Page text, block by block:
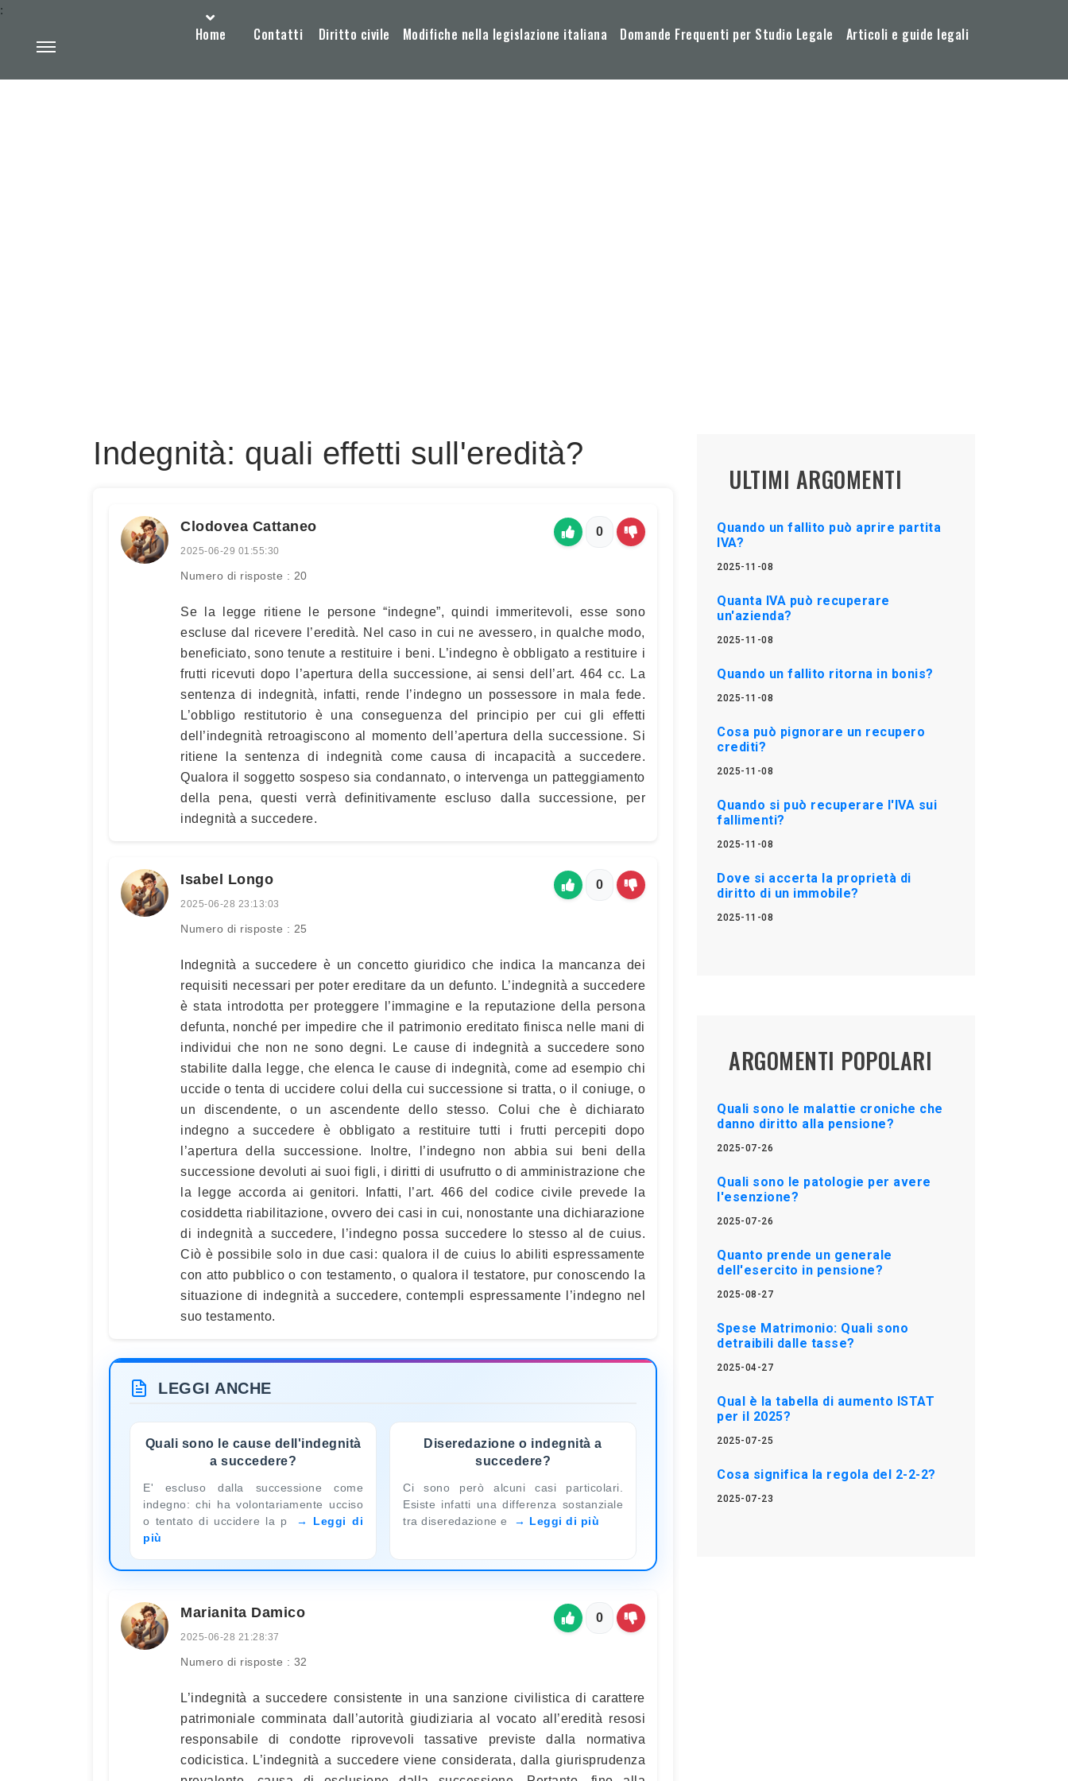
Home Contatti Diritto civile Modifiche nella legislazione italiana Domande Frequenti per Studio Legale Articoli e guide legali
:
Indegnità: quali effetti sull'eredità?
Clodovea Cattaneo
2025-06-29 01:55:30
Numero di risposte : 20
0
Se la legge ritiene le persone “indegne”, quindi immeritevoli, esse sono
escluse dal ricevere l’eredità. Nel caso in cui ne avessero, in qualche modo,
beneficiato, sono tenute a restituire i beni. L’indegno è obbligato a restituire i
frutti ricevuti dopo l’apertura della successione, ai sensi dell’art. 464 cc. La
sentenza di indegnità, infatti, rende l’indegno un possessore in mala fede.
L’obbligo restitutorio è una conseguenza del principio per cui gli effetti
dell’indegnità retroagiscono al momento dell’apertura della successione. Si
ritiene la sentenza di indegnità come causa di incapacità a succedere.
Qualora il soggetto sospeso sia condannato, o intervenga un patteggiamento
della pena, questi verrà definitivamente escluso dalla successione, per
indegnità a succedere.
Isabel Longo
2025-06-28 23:13:03
Numero di risposte : 25
0
Indegnità a succedere è un concetto giuridico che indica la mancanza dei
requisiti necessari per poter ereditare da un defunto. L’indegnità a succedere
è stata introdotta per proteggere l’immagine e la reputazione della persona
defunta, nonché per impedire che il patrimonio ereditato finisca nelle mani di
individui che non ne sono degni. Le cause di indegnità a succedere sono
stabilite dalla legge, che elenca le cause di indegnità, come ad esempio chi
uccide o tenta di uccidere colui della cui successione si tratta, o il coniuge, o
un discendente, o un ascendente dello stesso. Colui che è dichiarato
indegno a succedere è obbligato a restituire tutti i frutti percepiti dopo
l’apertura della successione. Inoltre, l’indegno non abbia sui beni della
successione devoluti ai suoi figli, i diritti di usufrutto o di amministrazione che
la legge accorda ai genitori. Infatti, l’art. 466 del codice civile prevede la
cosiddetta riabilitazione, ovvero dei casi in cui, nonostante una dichiarazione
di indegnità a succedere, l’indegno possa succedere lo stesso al de cuius.
Ciò è possibile solo in due casi: qualora il de cuius lo abiliti espressamente
con atto pubblico o con testamento, o qualora il testatore, pur conoscendo la
situazione di indegnità a succedere, contempli espressamente l’indegno nel
suo testamento.
LEGGI ANCHE
Quali sono le cause dell'indegnità
a succedere?
E' escluso dalla successione come
indegno: chi ha volontariamente ucciso
o tentato di uccidere la p
Leggi di
più
Diseredazione o indegnità a
succedere?
Ci sono però alcuni casi particolari.
Esiste infatti una differenza sostanziale
tra diseredazione e
Leggi di più
Marianita Damico
2025-06-28 21:28:37
Numero di risposte : 32
0
L’indegnità a succedere consistente in una sanzione civilistica di carattere
patrimoniale comminata dall’autorità giudiziaria al vocato all’eredità resosi
responsabile di condotte riprovevoli tassative previste dalla normativa
codicistica. L’indegnità a succedere viene considerata, dalla giurisprudenza
ULTIMI ARGOMENTI
Quando un fallito può aprire partita
IVA?
2025-11-08
Quanta IVA può recuperare
un'azienda?
2025-11-08
Quando un fallito ritorna in bonis?
2025-11-08
Cosa può pignorare un recupero
crediti?
2025-11-08
Quando si può recuperare l'IVA sui
fallimenti?
2025-11-08
Dove si accerta la proprietà di
diritto di un immobile?
2025-11-08
ARGOMENTI POPOLARI
Quali sono le malattie croniche che
danno diritto alla pensione?
2025-07-26
Quali sono le patologie per avere
l'esenzione?
2025-07-26
Quanto prende un generale
dell'esercito in pensione?
2025-08-27
Spese Matrimonio: Quali sono
detraibili dalle tasse?
2025-04-27
Qual è la tabella di aumento ISTAT
per il 2025?
2025-07-25
Cosa significa la regola del 2-2-2?
2025-07-23